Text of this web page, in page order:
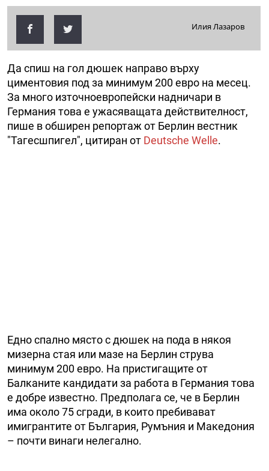
Илия Лазаров
Да спиш на гол дюшек направо върху
циментовия под за минимум 200 евро на месец.
За много източноевропейски надничари в
Германия това е ужасяващата действителност,
пише в обширен репортаж от Берлин вестник
"Тагесшпигел", цитиран от Deutsche Welle.
Едно спално място с дюшек на пода в някоя
мизерна стая или мазе на Берлин струва
минимум 200 евро. На пристигащите от
Балканите кандидати за работа в Германия това
е добре известно. Предполага се, че в Берлин
има около 75 сгради, в които пребивават
имигрантите от България, Румъния и Македония
– почти винаги нелегално.